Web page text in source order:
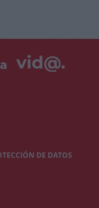
DE DATOS